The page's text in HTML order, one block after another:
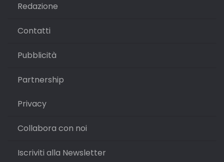
Redazione
Contatti
Pubblicità
Partnership
Privacy
Collabora con noi
Iscriviti alla Newsletter